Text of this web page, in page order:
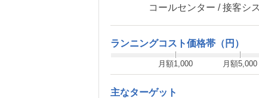
コールセンター / 接客シ
ランニングコスト価格帯（円）
月額1,000 月額5,000
主なターゲット